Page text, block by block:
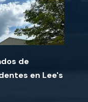
de
en Lee's